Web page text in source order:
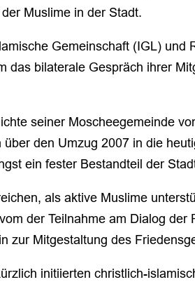
Muslime in der Stadt.
Gemeinschaft (IGL) und
das bilaterale Gespräch ihrer
seiner Moscheegemeinde
den Umzug 2007 in die
ein fester Bestandteil der
als aktive Muslime
der Teilnahme am Dialog der
zur Mitgestaltung des
initiierten christlich-